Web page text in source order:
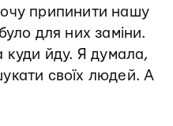
припинити нашу
для них заміни.
куди йду. Я думала,
своїх людей. А